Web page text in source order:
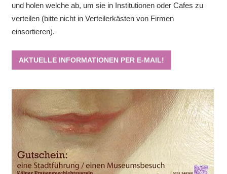
und holen welche ab, um sie in Institutionen oder Cafes zu
verteilen (bitte nicht in Verteilerkästen von Firmen
einsortieren).
AKTUELLE INFORMATIONEN PER E-MAIL!